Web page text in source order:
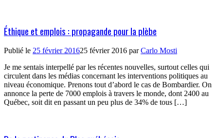
Éthique et emplois : propagande pour la plèbe
Publié le 25 février 201625 février 2016 parCarlo Mosti
Je me sentais interpellé par les récentes nouvelles, surtout celles qui
circulent dans les médias concernant les interventions politiques au
niveau économique. Prenons tout d’abord le cas de Bombardier. On
annonce la perte de 7000 emplois à travers le monde, dont 2400 au
Québec, soit dit en passant un peu plus de 34% de tous […]